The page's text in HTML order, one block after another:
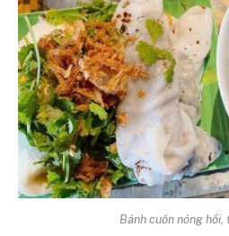
Bánh cuốn nóng hổi,